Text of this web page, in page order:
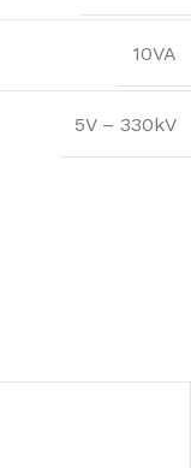
10VA
5V – 330kV